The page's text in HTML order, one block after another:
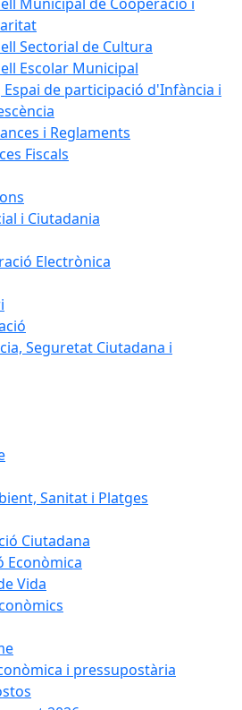
Sectorial de Cultura
Escolar Municipal
Espai de participació d'Infància i
i Reglaments
Fiscals
i Ciutadania
Electrònica
Seguretat Ciutadana i
Sanitat i Platges
Ciutadana
Econòmica
Vida
i pressupostària